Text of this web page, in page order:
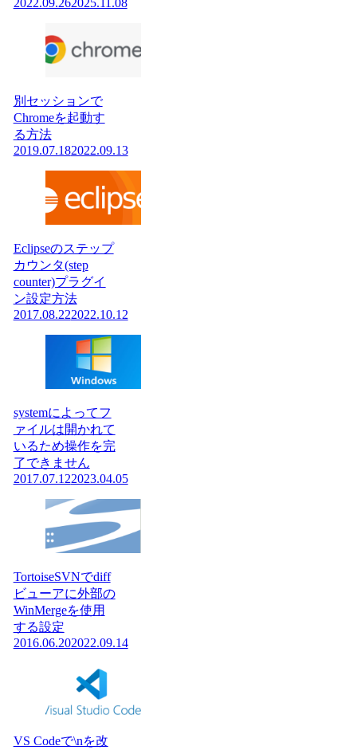
2022.09.262025.11.08
別セッションで
Chromeを起動す
る方法
2019.07.182022.09.13
Eclipseのステップ
カウンタ(step
counter)プラグイ
ン設定方法
2017.08.222022.10.12
systemによってフ
ァイルは開かれて
いるため操作を完
了できません
2017.07.122023.04.05
TortoiseSVNでdiff
ビューアに外部の
WinMergeを使用
する設定
2016.06.202022.09.14
VS Codeで\nを改